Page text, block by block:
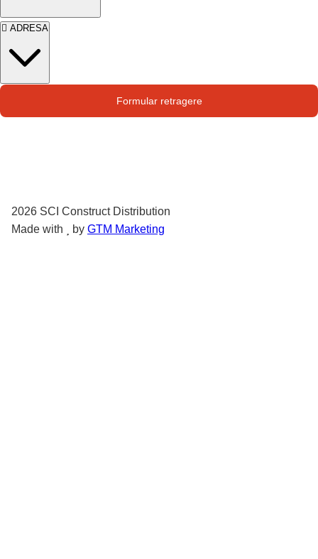
ADRESA
Formular retragere
2026 SCI Construct Distribution
Made with
by GTM Marketing